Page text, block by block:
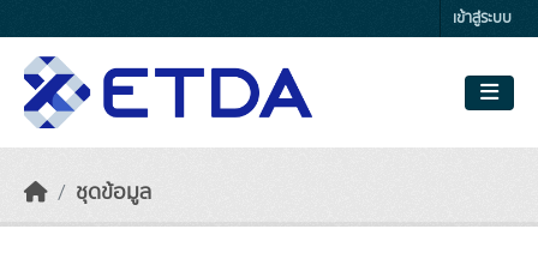
เข้าสู่ระบบ
ชุดข้อมูล